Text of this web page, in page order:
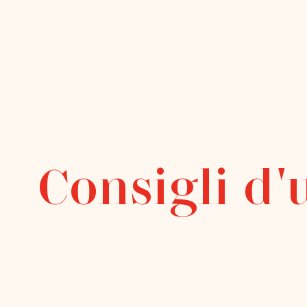
Consigli